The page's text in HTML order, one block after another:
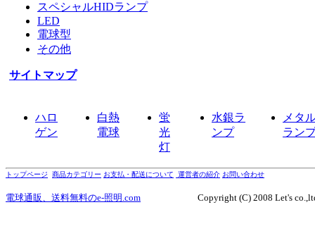
スペシャルHIDランプ
LED
電球型
その他
サイトマップ
ハロ
ゲン
白熱
電球
蛍
光
灯
水銀ラ
ンプ
メタ
ラン
トップページ 商品カテゴリー お支払・配送について 運営者の紹介 お問い合わせ
電球通販、送料無料のe-照明.com Copyright (C) 2008 Let's co.,ltd.,